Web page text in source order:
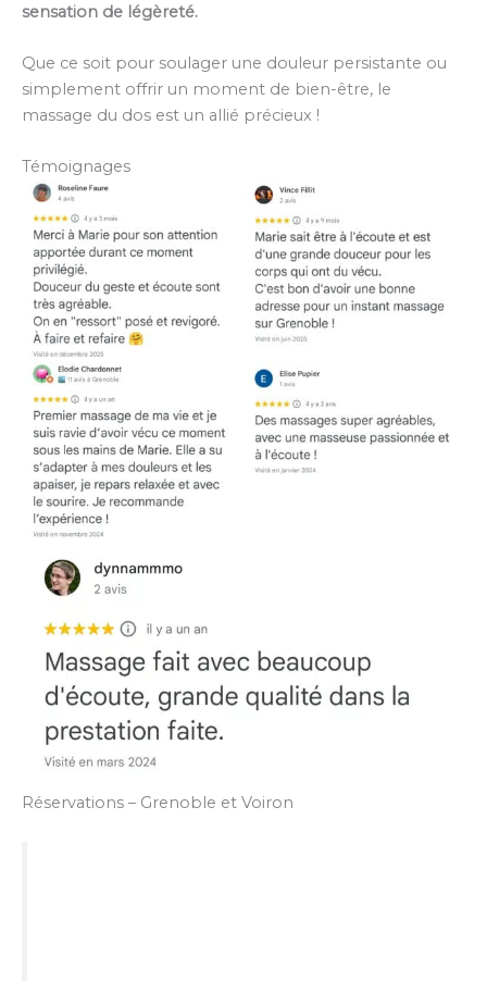
sensation de légèreté.
Que ce soit pour soulager une douleur persistante ou
simplement offrir un moment de bien-être, le
massage du dos est un allié précieux !
Témoignages
Réservations – Grenoble et Voiron